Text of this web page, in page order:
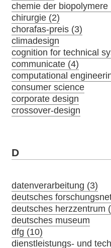
chemie der biopolymere
chirurgie (2)
chorafas-preis (3)
climadesign
cognition for technical
communicate (4)
computational
consumer science
corporate design
crossover-design
D
datenverarbeitung (3)
deutsches
deutsches herzzentrum
deutsches museum
dfg (10)
dienstleistungs- und